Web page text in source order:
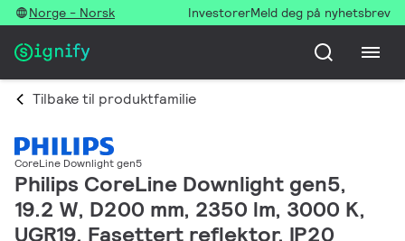
Norge - Norsk InvestorerMeld deg på nyhetsbrev
Tilbake til produktfamilie
CoreLine Downlight gen5
Philips CoreLine Downlight gen5,
19.2 W, D200 mm, 2350 lm, 3000 K,
UGR19, Fasettert reflektor, IP20